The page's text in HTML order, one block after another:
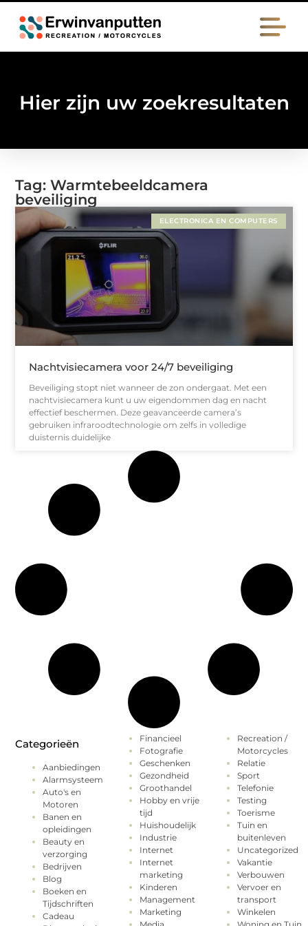
Hier zijn uw zoekresultaten
Tag: Warmtebeeldcamera
beveiliging
ELECTRONICA EN COMPUTERS
Nachtvisiecamera voor 24/7 beveiliging
Beveiliging stopt niet wanneer de zon ondergaat. Met een
nachtvisiecamera kunt u uw eigendommen dag en nacht
effectief beschermen. Deze geavanceerde camera’s
gebruiken infraroodtechnologie om zelfs in volledige
duisternis duidelijke
Categorieën
Aanbiedingen
Alarmsysteem
Auto's en
Motoren
Banen en
opleidingen
Beauty en
verzorging
Bedrijven
Blog
Boeken en
Tijdschriften
Cadeau
Financieel
Fotografie
Geschenken
Gezondheid
Groothandel
Hobby en vrije
tijd
Huishoudelijk
Industrie
Internet
Internet
marketing
Kinderen
Management
Marketing
Recreation /
Motorcycles
Relatie
Sport
Telefonie
Testing
Toerisme
Tuin en
buitenleven
Uncategorized
Vakantie
Verbouwen
Vervoer en
transport
Winkelen